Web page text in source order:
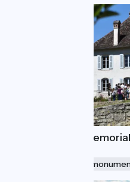
Maison d'Izieu,
Sites and historical